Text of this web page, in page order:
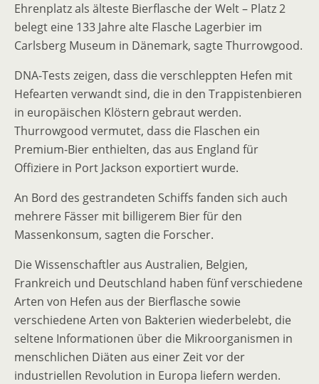
Ehrenplatz als älteste Bierflasche der Welt – Platz 2
belegt eine 133 Jahre alte Flasche Lagerbier im
Carlsberg Museum in Dänemark, sagte Thurrowgood.
DNA-Tests zeigen, dass die verschleppten Hefen mit
Hefearten verwandt sind, die in den Trappistenbieren
in europäischen Klöstern gebraut werden.
Thurrowgood vermutet, dass die Flaschen ein
Premium-Bier enthielten, das aus England für
Offiziere in Port Jackson exportiert wurde.
An Bord des gestrandeten Schiffs fanden sich auch
mehrere Fässer mit billigerem Bier für den
Massenkonsum, sagten die Forscher.
Die Wissenschaftler aus Australien, Belgien,
Frankreich und Deutschland haben fünf verschiedene
Arten von Hefen aus der Bierflasche sowie
verschiedene Arten von Bakterien wiederbelebt, die
seltene Informationen über die Mikroorganismen in
menschlichen Diäten aus einer Zeit vor der
industriellen Revolution in Europa liefern werden.